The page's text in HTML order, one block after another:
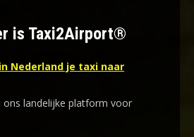
is Taxi2Airport®
Nederland je taxi naar
ons landelijke platform voor